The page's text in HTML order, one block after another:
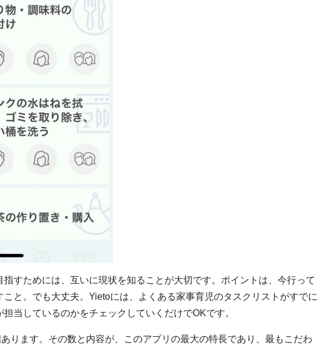
すためには、互いに現状を知ることが大切です。ポイントは、今行って
と。でも大丈夫。Yietoには、よくある家事育児のタスクリストがすでに
当しているのかをチェックしていくだけでOKです。
ります。その数と内容が、このアプリの最大の特長であり、最もこだわ